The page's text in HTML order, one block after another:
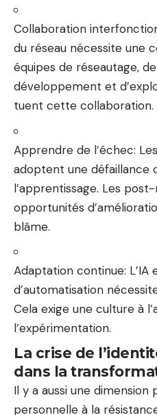
Collaboration
du réseau nécessite une
équipes de réseautage,
développement et
tuent cette collaboration.
Apprendre de l’échec:
adoptent une défaillance
l’apprentissage. Les
opportunités
blâme.
Adaptation continue: L’IA
d’automatisation
Cela exige une culture à
l’expérimentation.
La crise de
dans la
Il y a aussi une
personnelle à la